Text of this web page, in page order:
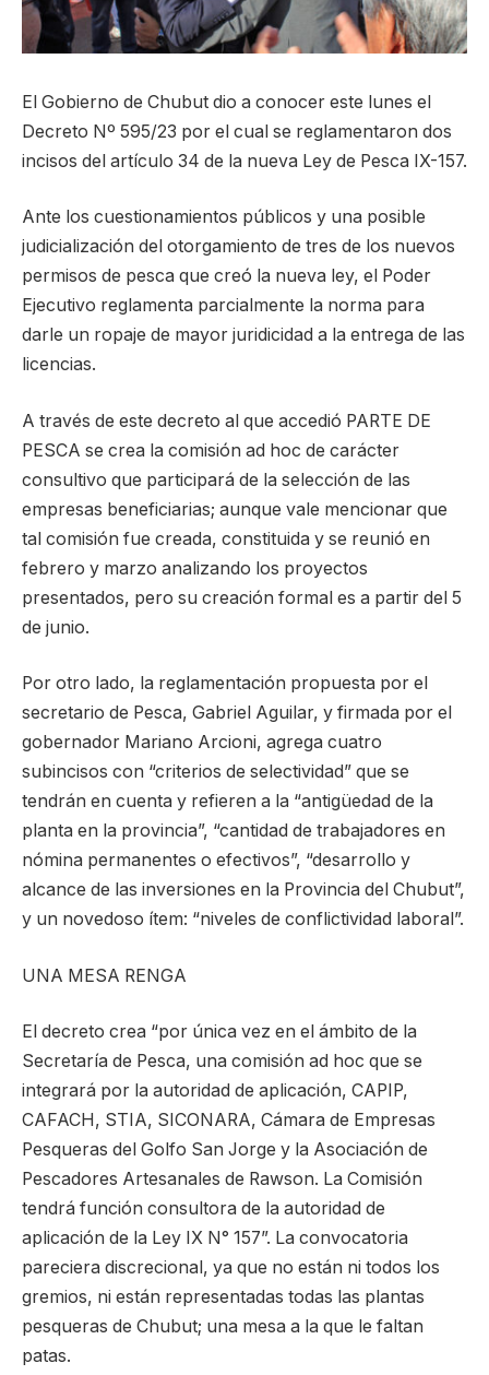
El Gobierno de Chubut dio a conocer este lunes el
Decreto Nº 595/23 por el cual se reglamentaron dos
incisos del artículo 34 de la nueva Ley de Pesca IX-157.
Ante los cuestionamientos públicos y una posible
judicialización del otorgamiento de tres de los nuevos
permisos de pesca que creó la nueva ley, el Poder
Ejecutivo reglamenta parcialmente la norma para
darle un ropaje de mayor juridicidad a la entrega de las
licencias.
A través de este decreto al que accedió PARTE DE
PESCA se crea la comisión ad hoc de carácter
consultivo que participará de la selección de las
empresas beneficiarias; aunque vale mencionar que
tal comisión fue creada, constituida y se reunió en
febrero y marzo analizando los proyectos
presentados, pero su creación formal es a partir del 5
de junio.
Por otro lado, la reglamentación propuesta por el
secretario de Pesca, Gabriel Aguilar, y firmada por el
gobernador Mariano Arcioni, agrega cuatro
subincisos con “criterios de selectividad” que se
tendrán en cuenta y refieren a la “antigüedad de la
planta en la provincia”, “cantidad de trabajadores en
nómina permanentes o efectivos”, “desarrollo y
alcance de las inversiones en la Provincia del Chubut”,
y un novedoso ítem: “niveles de conflictividad laboral”.
UNA MESA RENGA
El decreto crea “por única vez en el ámbito de la
Secretaría de Pesca, una comisión ad hoc que se
integrará por la autoridad de aplicación, CAPIP,
CAFACH, STIA, SICONARA, Cámara de Empresas
Pesqueras del Golfo San Jorge y la Asociación de
Pescadores Artesanales de Rawson. La Comisión
tendrá función consultora de la autoridad de
aplicación de la Ley IX N° 157”. La convocatoria
pareciera discrecional, ya que no están ni todos los
gremios, ni están representadas todas las plantas
pesqueras de Chubut; una mesa a la que le faltan
patas.